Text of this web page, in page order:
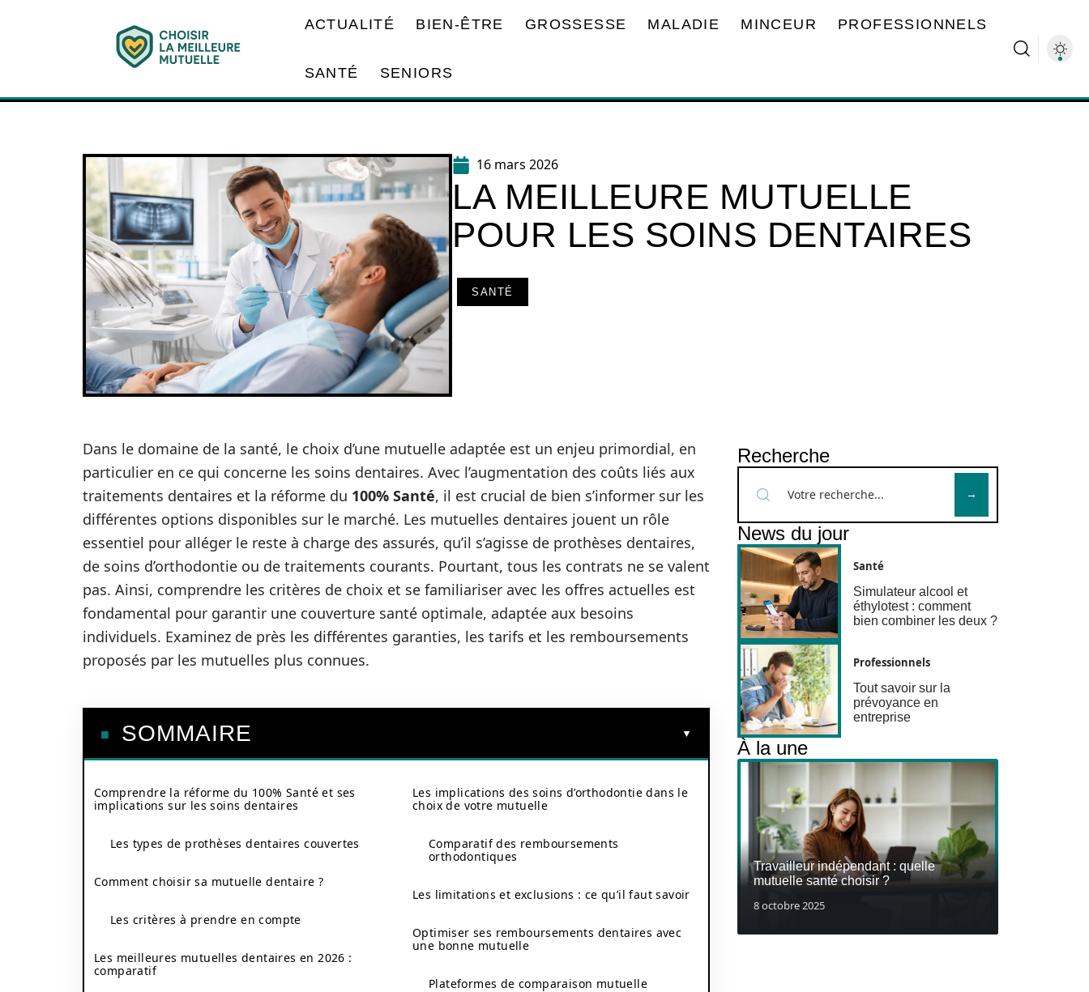
ACTUALITÉ BIEN-ÊTRE GROSSESSE MALADIE MINCEUR PROFESSIONNELS
SANTÉ SENIORS
16 mars 2026
LA MEILLEURE MUTUELLE
POUR LES SOINS DENTAIRES
SANTÉ
Dans le domaine de la santé, le choix d’une mutuelle adaptée est un enjeu primordial, en
particulier en ce qui concerne les soins dentaires. Avec l’augmentation des coûts liés aux
traitements dentaires et la réforme du 100% Santé, il est crucial de bien s’informer sur les
différentes options disponibles sur le marché. Les mutuelles dentaires jouent un rôle
essentiel pour alléger le reste à charge des assurés, qu’il s’agisse de prothèses dentaires,
de soins d’orthodontie ou de traitements courants. Pourtant, tous les contrats ne se valent
pas. Ainsi, comprendre les critères de choix et se familiariser avec les offres actuelles est
fondamental pour garantir une couverture santé optimale, adaptée aux besoins
individuels. Examinez de près les différentes garanties, les tarifs et les remboursements
proposés par les mutuelles plus connues.
SOMMAIRE
Comprendre la réforme du 100% Santé et ses
implications sur les soins dentaires
Les types de prothèses dentaires couvertes
Comment choisir sa mutuelle dentaire ?
Les critères à prendre en compte
Les meilleures mutuelles dentaires en 2026 :
comparatif
Les implications des soins d’orthodontie dans le
choix de votre mutuelle
Comparatif des remboursements
orthodontiques
Les limitations et exclusions : ce qu’il faut savoir
Optimiser ses remboursements dentaires avec
une bonne mutuelle
Plateformes de comparaison mutuelle
Recherche
News du jour
Santé
Simulateur alcool et
éthylotest : comment
bien combiner les deux ?
Professionnels
Tout savoir sur la
prévoyance en
entreprise
À la une
Travailleur indépendant : quelle
mutuelle santé choisir ?
8 octobre 2025